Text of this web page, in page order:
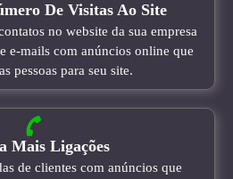
De Visitas Ao Site
no website da sua empresa
e-mails com anúncios online que
pessoas para seu site.
Mais Ligações
de clientes com anúncios que